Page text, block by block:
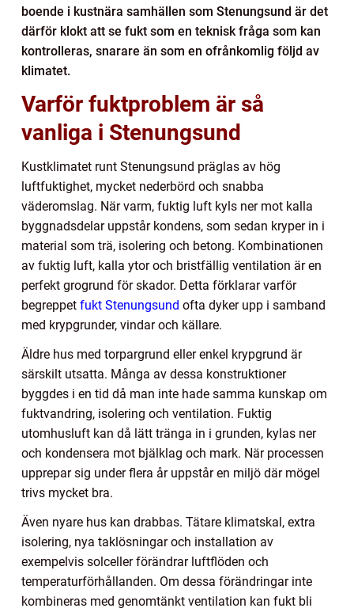
boende i kustnära samhällen som Stenungsund är det
därför klokt att se fukt som en teknisk fråga som kan
kontrolleras, snarare än som en ofrånkomlig följd av
klimatet.
Varför fuktproblem är så
vanliga i Stenungsund
Kustklimatet runt Stenungsund präglas av hög
luftfuktighet, mycket nederbörd och snabba
väderomslag. När varm, fuktig luft kyls ner mot kalla
byggnadsdelar uppstår kondens, som sedan kryper in i
material som trä, isolering och betong. Kombinationen
av fuktig luft, kalla ytor och bristfällig ventilation är en
perfekt grogrund för skador. Detta förklarar varför
begreppet fukt Stenungsund ofta dyker upp i samband
med krypgrunder, vindar och källare.
Äldre hus med torpargrund eller enkel krypgrund är
särskilt utsatta. Många av dessa konstruktioner
byggdes i en tid då man inte hade samma kunskap om
fuktvandring, isolering och ventilation. Fuktig
utomhusluft kan då lätt tränga in i grunden, kylas ner
och kondensera mot bjälklag och mark. När processen
upprepar sig under flera år uppstår en miljö där mögel
trivs mycket bra.
Även nyare hus kan drabbas. Tätare klimatskal, extra
isolering, nya taklösningar och installation av
exempelvis solceller förändrar luftflöden och
temperaturförhållanden. Om dessa förändringar inte
kombineras med genomtänkt ventilation kan fukt bli